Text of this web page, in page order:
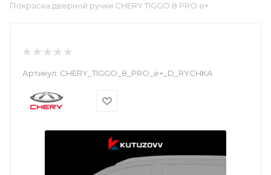
Покраска дверной ручки CHERY TIGGO 8 PRO e+
Артикул: CHERY_TIGGO_8_PRO_e+_D_RYCHKA